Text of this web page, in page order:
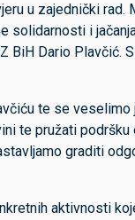
u zajednički rad.
solidarnosti i
BiH Dario Plavčić.
te se veselimo
te pružati
graditi
aktivnosti